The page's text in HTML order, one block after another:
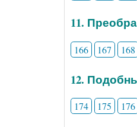
11.
166 167 168
12.
174 175 176